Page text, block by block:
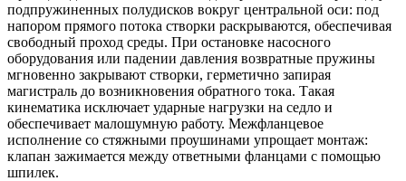
подпружиненных полудисков вокруг центральной оси: под
напором прямого потока створки раскрываются, обеспечивая
свободный проход среды. При остановке насосного
оборудования или падении давления возвратные пружины
мгновенно закрывают створки, герметично запирая
магистраль до возникновения обратного тока. Такая
кинематика исключает ударные нагрузки на седло и
обеспечивает малошумную работу. Межфланцевое
исполнение со стяжными проушинами упрощает монтаж:
клапан зажимается между ответными фланцами с помощью
шпилек.